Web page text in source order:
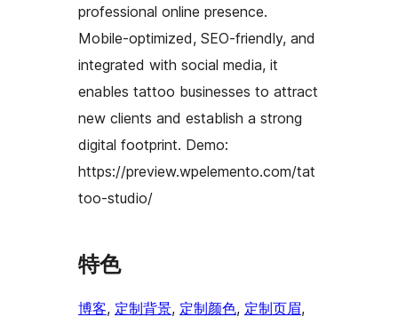
professional online presence.
Mobile-optimized, SEO-friendly, and
integrated with social media, it
enables tattoo businesses to attract
new clients and establish a strong
digital footprint. Demo:
https://preview.wpelemento.com/tat
too-studio/
特色
博客, 定制背景, 定制颜色, 定制页眉